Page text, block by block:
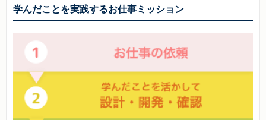
学んだことを実践するお仕事ミッション